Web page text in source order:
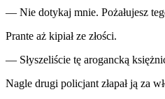
— Nie dotykaj mnie. Pożałujesz
Prante aż kipiał ze złości.
— Słyszeliście tę arogancką
Nagle drugi policjant złapał ją za